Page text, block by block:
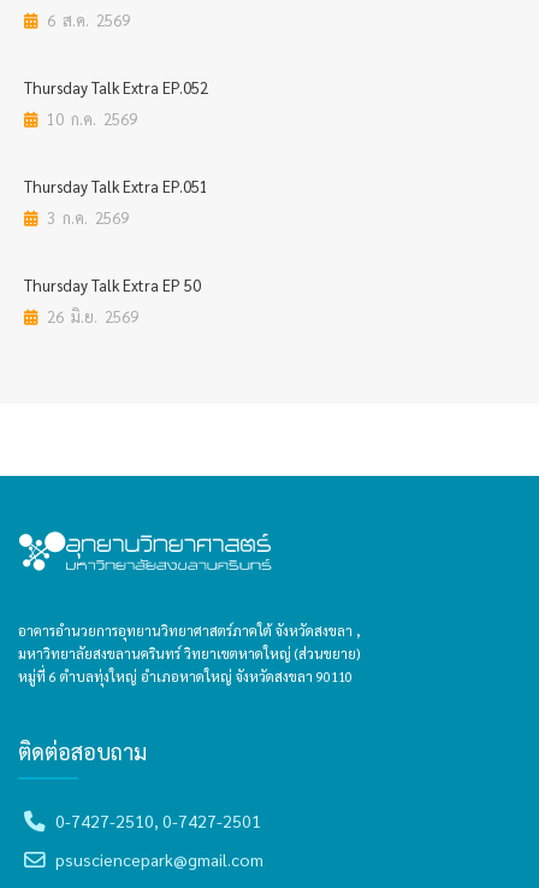
6 ส.ค. 2569
Thursday Talk Extra EP.052
10 ก.ค. 2569
Thursday Talk Extra EP.051
3 ก.ค. 2569
Thursday Talk Extra EP 50
26 มิ.ย. 2569
อาคารอำนวยการอุทยานวิทยาศาสตร์ภาคใต้ จังหวัดสงขลา ,
มหาวิทยาลัยสงขลานครินทร์ วิทยาเขตหาดใหญ่ (ส่วนขยาย)
หมู่ที่ 6 ตำบลทุ่งใหญ่ อำเภอหาดใหญ่ จังหวัดสงขลา 90110
ติดต่อสอบถาม
0-7427-2510, 0-7427-2501
psusciencepark@gmail.com